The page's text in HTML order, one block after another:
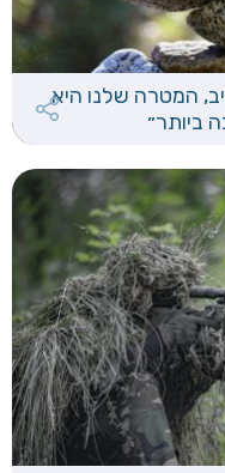
המטרה שלנו היא
ביותר״